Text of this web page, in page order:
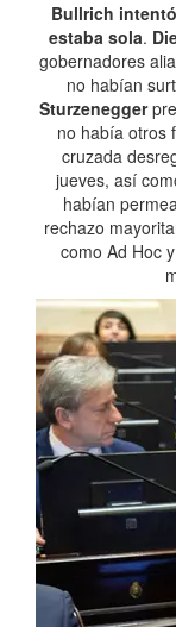
Bullrich
estaba sola.
gobernadores
no habían
Sturzenegger
no había otros
cruzada
jueves, así
habían
rechazo
como Ad Hoc